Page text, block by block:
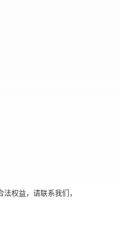
权益，请联系我们，